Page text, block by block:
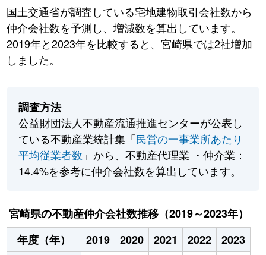
国土交通省が調査している宅地建物取引会社数から
仲介会社数を予測し、増減数を算出しています。
2019年と2023年を比較すると、宮崎県では2社増加
しました。
調査方法
公益財団法人不動産流通推進センターが公表し
ている不動産業統計集「民営の一事業所あたり
平均従業者数 」から、不動産代理業 ・仲介業：
14.4%を参考に仲介会社数を算出しています。
宮崎県の不動産仲介会社数推移（2019～2023年）
年度（年）
2019 2020 2021 2022
2023